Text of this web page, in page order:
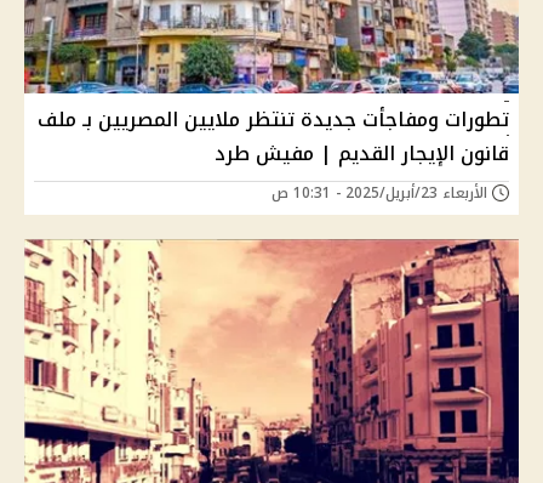
تطورات ومفاجأت جديدة تنتظر ملايين المصريين بـ ملف
قانون الإيجار القديم | مفيش طرد
الأربعاء 23/أبريل/2025 - 10:31 ص